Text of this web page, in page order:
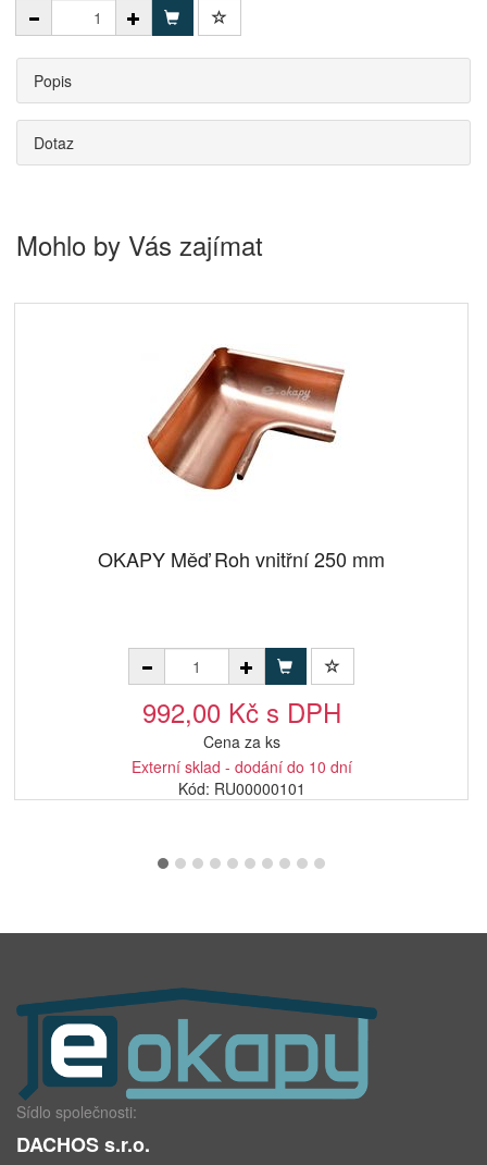
Popis
Dotaz
Mohlo by Vás zajímat
OKAPY Měď Roh vnitřní 250 mm
992,00 Kč s DPH
Cena za ks
Externí sklad - dodání do 10 dní
Kód: RU00000101
Sídlo společnosti:
DACHOS s.r.o.